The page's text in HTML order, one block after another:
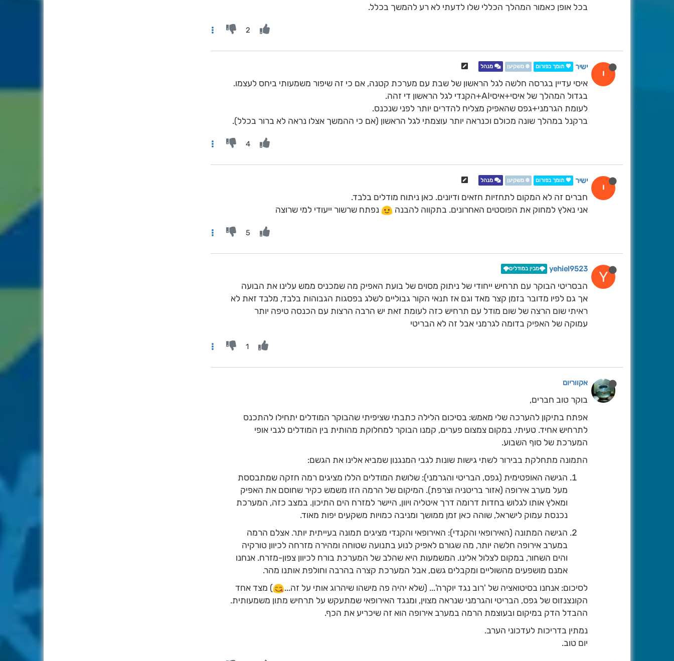
בכל אופן כאמור המהלך הכללי שלו לדעתי לא רע להמשך בכלל.
2
י ישיר 💖 תומך בפורום ❄️ משקיען מנהל
איסי עדיין בגרסה חלשה לגל הראשון של שבת עם מערכת קטנה, אם כי זה שיפור משמעותי ביחס לעצמו.
בגדול המהלך של איסי+איסיAI+הקנדי לגל הראשון די זהה.
לעומת הגרמני+גפס שהאפיק מצליח להדרים יותר לפני שנכנס.
ברקנל במהלך שונה מכולם וכנראה יותר עוצמתי לגל הראשון (אם כי ההמשך אצלו נראה לא ברור בכלל).
4
י ישיר 💖 תומך בפורום ❄️ משקיען מנהל
חברים זה לא המקום לתחזיות חזאים ודיונים. כאן ניתוח מודלים בלבד.
אני נאלץ למחוק את הפוסטים האחרונים. בתקווה להבנה
נפתח שרשור ייעודי למי שרוצה
5
Y
yehiel9523 🌩️מבין במודלים🌩️
הבסריטי הבוקר עם תרחיש ייחודי של ניתוק מסוים של בועת האפיק מה שמכניס ממש עלינו את הבועה
אך גם לפיו מדובר בזמן קצר מאד וגם אז תנאי הקור גבוליים לשלג בפסגות הגבוהות בלבד, מלבד זאת לא
ראיתי שום הרצה של שום מודל עם תרחיש כזה לעומת זאת יש הרבה הרצות עם הכנסה טיפה יותר
עמוקה של האפיק בדומה לגרמני אבל זה לא הבריטי
1
אקווריום
בוקר טוב חברים,
אפתח בתיקון להערכה שלי מאמש: בסיכום הלילה כתבתי שציפיתי שהבוקר המודלים יתחילו להתכנס
לתרחיש אחיד. טעיתי. במקום צמצום פערים, קמנו הבוקר למחלוקת מהותית בין המודלים לגבי אופי
המערכת של סוף השבוע.
התמונה מתחלקת בבירור לשתי גישות שונות לגבי המנגנון שמביא אלינו את הגשם:
הגישה האופטימית (גפס, הבריטי והגרמני): שלושת המודלים הללו מציגים רמה חזקה שמתבססת
מעל מערב אירופה (אזור בריטניה וצרפת). המיקום של הרמה הזו משמש כקיר שחוסם את האפיק
ומאלץ אותו לגלוש בחדות דרומה דרך איטליה ויוון, היישר למזרח הים התיכון. במצב כזה, המערכת
נכנסת עמוק לישראל, שוהה כאן זמן ממושך ומניבה כמויות משקעים יפות מאוד.
הגישה המתונה (האירופאי והקנדי): האירופאי והקנדי מציגים תמונה בעייתית יותר. אצלם הרמה
במערב אירופה חלשה יותר, מה שגורם לאפיק לנוע בתנועה שטוחה ומהירה מזרחה לכיוון טורקיה
והים השחור, במקום לצלול אלינו. המשמעות היא שהלב של המערכת בורח לכיוון צפון-מזרח. אנחנו
אמנם מושפעים מהשוליים ומקבלים גשם, אבל המערכת קצרה בהרבה וחולפת אותנו מהר.
לסיכום: אנחנו בסיטואציה של 'רוב נגד יוקרה'... (שלא יהיה פה מישהו שיהרוג אותי על זה...
) מצד אחד
הקונצנזוס של גפס, הבריטי והגרמני שנראה מצוין, ומנגד האירופאי שמתעקש על תרחיש מתון משמעותית.
ההבדל הדק במיקום ובעוצמת הרמה במערב אירופה הוא זה שיכריע את הכף.
נמתין בדריכות לעדכוני הערב.
יום טוב.